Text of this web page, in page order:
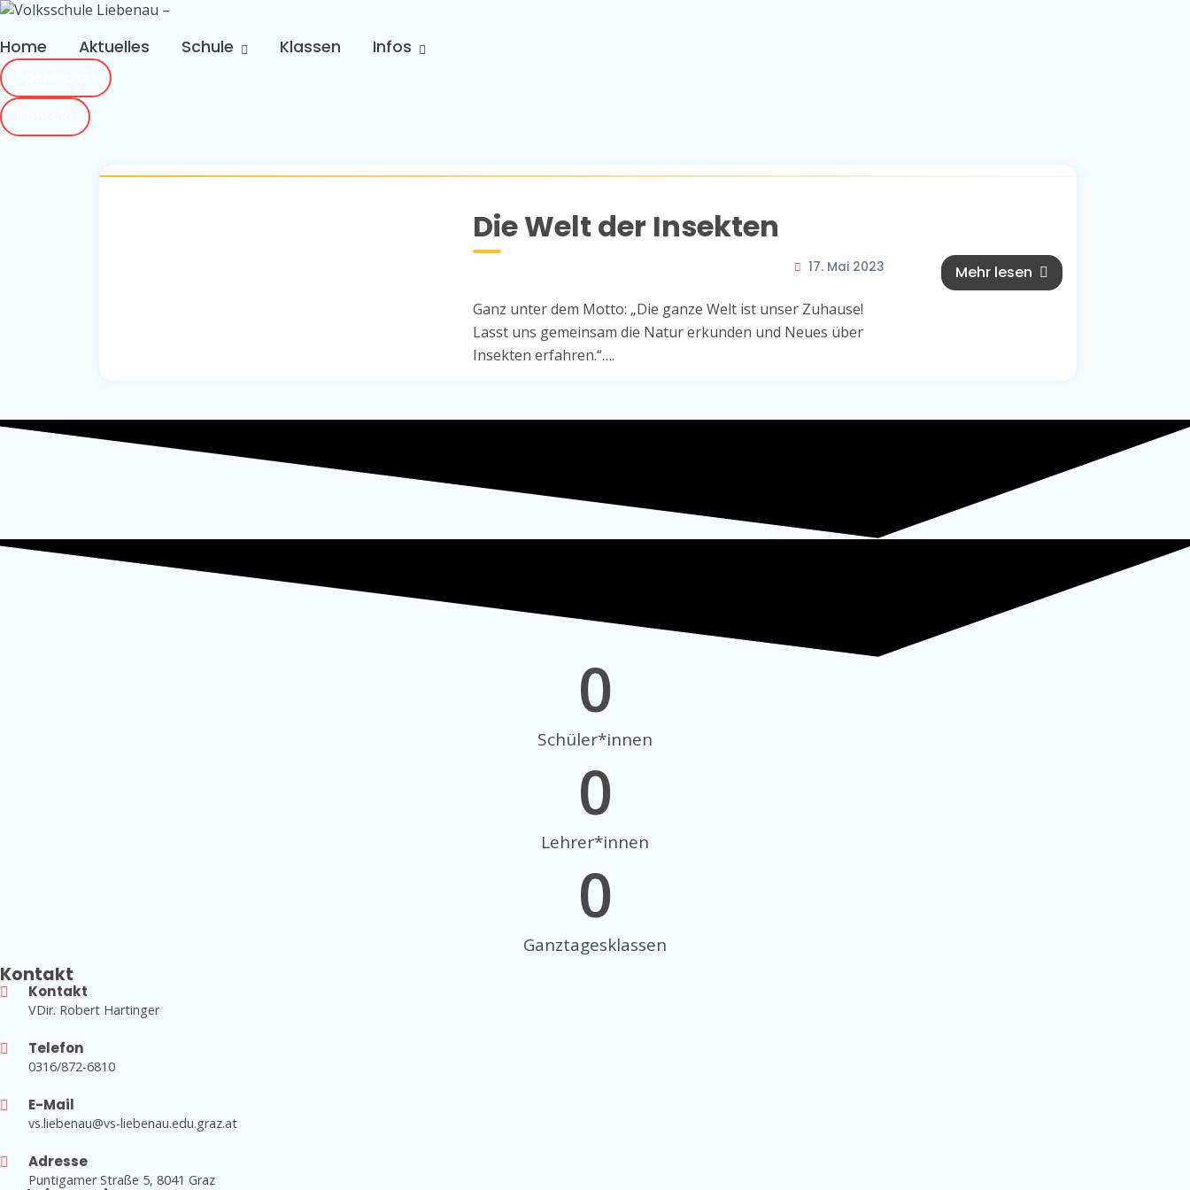
Skip
content
Home Aktuelles Schule Klassen Infos
Die Welt der Insekten
17. Mai 2023
Ganz unter dem Motto: „Die ganze Welt ist unser Zuhause!
Lasst uns gemeinsam die Natur erkunden und Neues über
Insekten erfahren.“….
Mehr lesen
0
Schüler*innen
0
Lehrer*innen
0
Ganztagesklassen
Kontakt
Kontakt
VDir. Robert Hartinger
Telefon
0316/872-6810
E-Mail
vs.liebenau@vs-liebenau.edu.graz.at
Adresse
Puntigamer Straße 5, 8041 Graz